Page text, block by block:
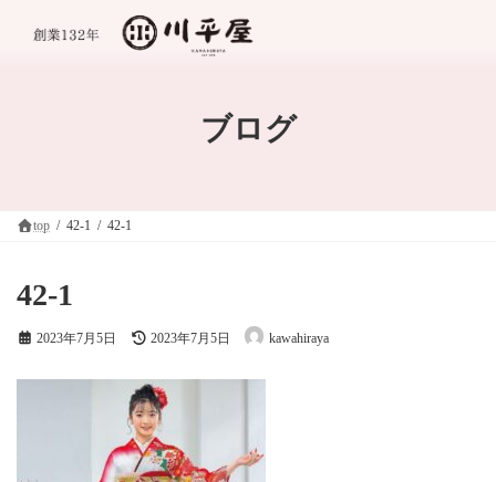
ブログ
top 42-1 42-1
42-1
2023年7月5日
最
新
日
時
:
2023年7月5日 kawahiraya